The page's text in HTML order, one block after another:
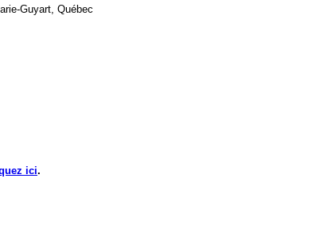
Guyart, Québec
ici.